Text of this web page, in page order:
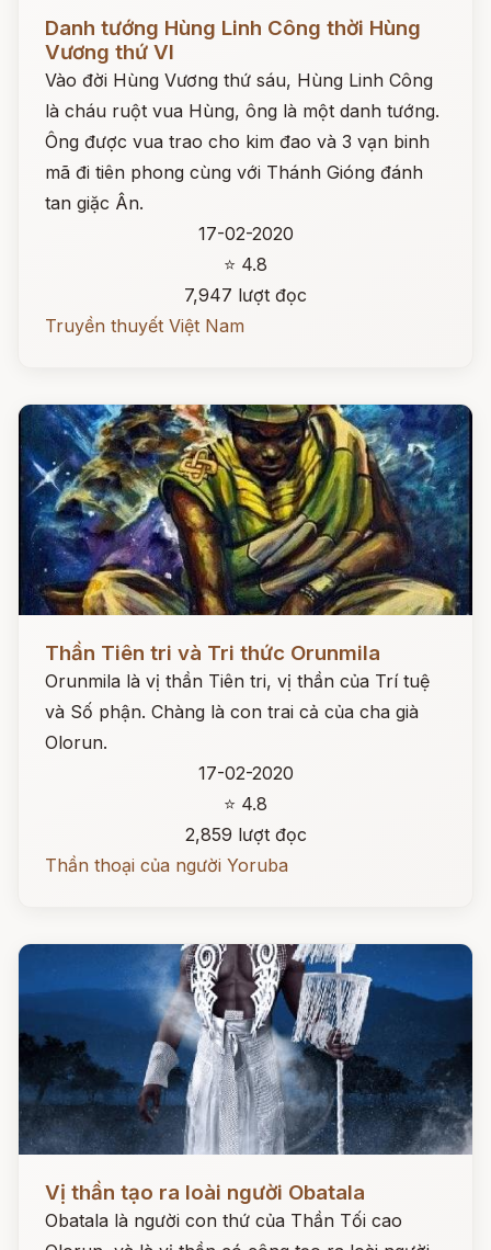
Danh tướng Hùng Linh Công thời Hùng
Vương thứ VI
Vào đời Hùng Vương thứ sáu, Hùng Linh Công
là cháu ruột vua Hùng, ông là một danh tướng.
Ông được vua trao cho kim đao và 3 vạn binh
mã đi tiên phong cùng với Thánh Gióng đánh
tan giặc Ân.
17-02-2020
⭐ 4.8
7,947 lượt đọc
Truyền thuyết Việt Nam
Đọc ngay
Thần Tiên tri và Tri thức Orunmila
Orunmila là vị thần Tiên tri, vị thần của Trí tuệ
và Số phận. Chàng là con trai cả của cha già
Olorun.
17-02-2020
⭐ 4.8
2,859 lượt đọc
Thần thoại của người Yoruba
Đọc ngay
Vị thần tạo ra loài người Obatala
Obatala là người con thứ của Thần Tối cao